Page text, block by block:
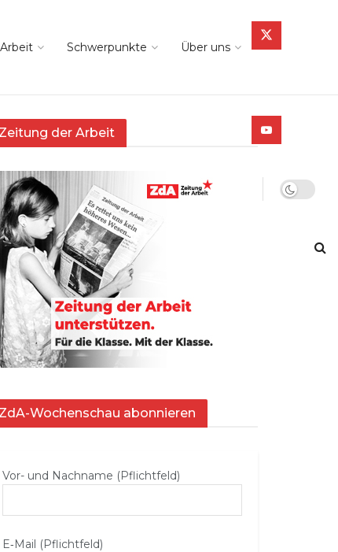
Schwerpunkte Über uns
Zeitung der Arbeit
ZdA-Wochenschau abonnieren
Vor- und Nachname (Pflichtfeld)
E‑Mail (Pflichtfeld)